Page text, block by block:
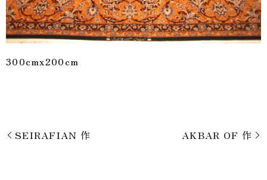
300cmx200cm
SEIRAFIAN 作 AKBAR OF 作